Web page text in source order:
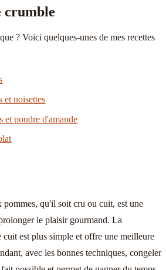
crumble
? Voici quelques-unes de mes recettes
et noisettes
et poudre d'amande
qu'il soit cru ou cuit, est une
le plaisir gourmand. La
est plus simple et offre une meilleure
avec les bonnes techniques, congeler